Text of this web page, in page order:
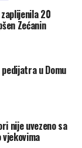
zaplijenila 20
Zećanin
u Domu
nije uvezeno sa